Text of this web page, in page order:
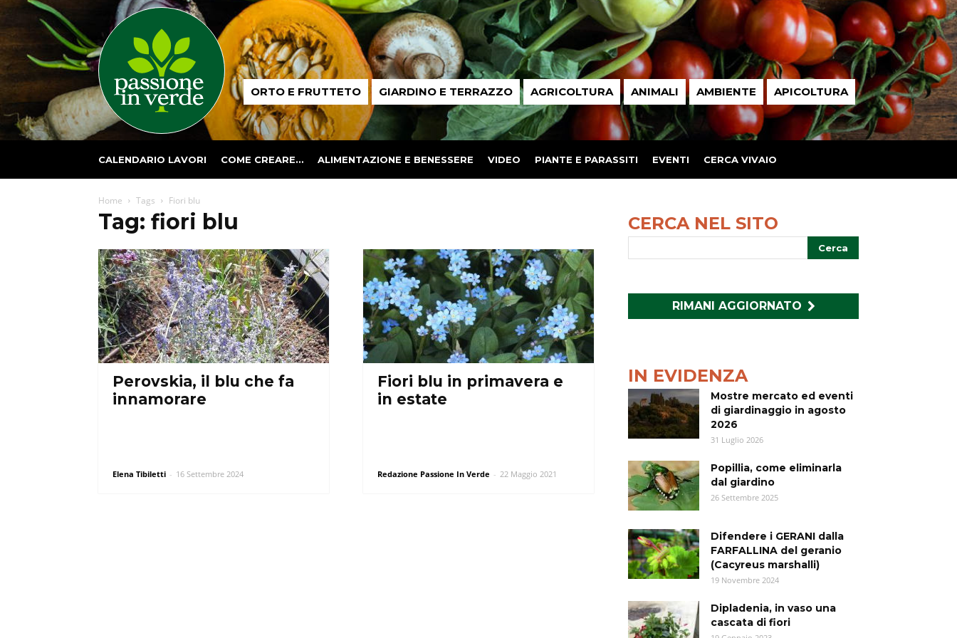
Passione
in ORTO E FRUTTETO GIARDINO E TERRAZZO AGRICOLTURA ANIMALI AMBIENTE APICOLTURA
CALENDARIO LAVORI COME CREARE… ALIMENTAZIONE E BENESSERE VIDEO PIANTE E PARASSITI EVENTI CERCA VIVAIO
Home Tags Fiori blu
Tag: fiori blu
Perovskia, il blu che fa
innamorare
Elena Tibiletti - 16 Settembre 2024
Fiori blu in primavera e
in estate
Redazione Passione In Verde - 22 Maggio 2021
CERCA NEL SITO
RIMANI AGGIORNATO
IN EVIDENZA
Mostre mercato ed eventi
di giardinaggio in agosto
2026
31 Luglio 2026
Popillia, come eliminarla
dal giardino
26 Settembre 2025
Difendere i GERANI dalla
FARFALLINA del geranio
(Cacyreus marshalli)
19 Novembre 2024
Dipladenia, in vaso una
cascata di fiori